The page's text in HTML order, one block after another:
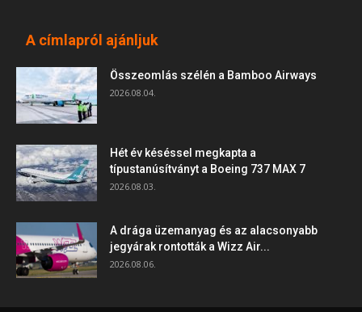
A címlapról ajánljuk
Összeomlás szélén a Bamboo Airways
2026.08.04.
Hét év késéssel megkapta a
típustanúsítványt a Boeing 737 MAX 7
2026.08.03.
A drága üzemanyag és az alacsonyabb
jegyárak rontották a Wizz Air...
2026.08.06.